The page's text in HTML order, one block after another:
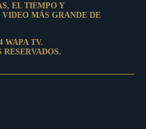
EL TIEMPO Y
MÁS GRANDE DE
WAPA TV.
RESERVADOS.